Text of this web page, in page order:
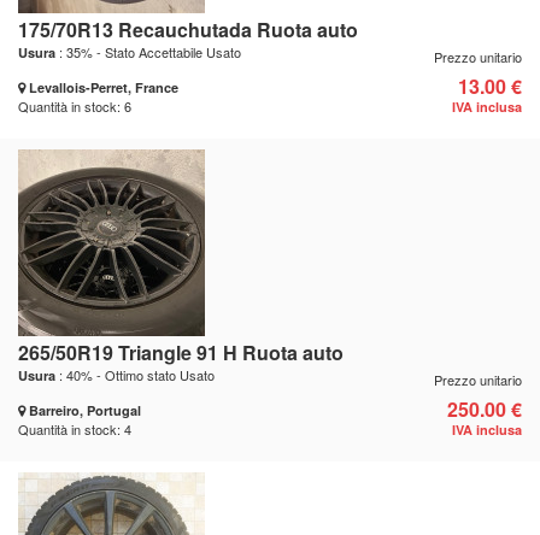
175/70R13 Recauchutada Ruota auto
Usura : 35% - Stato Accettabile Usato
Levallois-Perret, France
Quantità in stock: 6
Prezzo unitario
13.00 €
IVA inclusa
265/50R19 Triangle 91 H Ruota auto
Usura : 40% - Ottimo stato Usato
Barreiro, Portugal
Quantità in stock: 4
Prezzo unitario
250.00 €
IVA inclusa